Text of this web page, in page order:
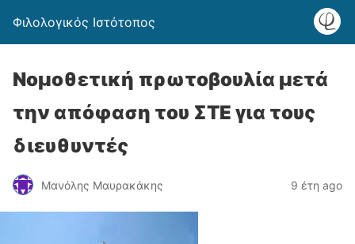
Φιλολογικός Ιστότοπος
Νομοθετική πρωτοβουλία μετά
την απόφαση του ΣΤΕ για τους
διευθυντές
Μανόλης Μαυρακάκης 9 έτη ago